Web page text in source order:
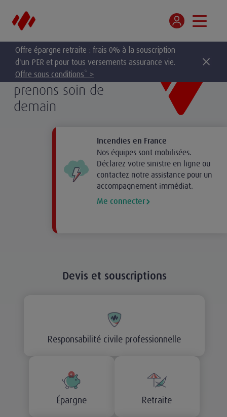
Offre épargne retraite : frais 0% à la souscription
d'un PER et pour tous versements assurance vie.
Offre sous conditions* >
Ensemble,
prenons soin de
demain
Devis et souscriptions
Responsabilité civile professionnelle
Épargne Retraite
Incendies en France
Nos équipes sont mobilisées.
Déclarez votre sinistre en ligne ou
contactez notre assistance pour un
accompagnement immédiat.
Me connecter